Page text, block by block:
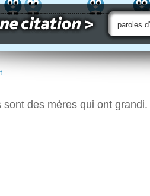
sont des mères qui ont grandi.